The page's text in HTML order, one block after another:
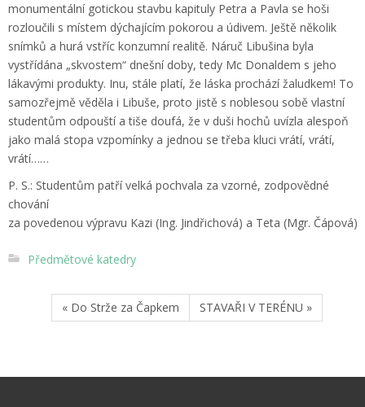
monumentální gotickou stavbu kapituly Petra a Pavla se hoši
rozloučili s místem dýchajícím pokorou a údivem. Ještě několik
snímků a hurá vstříc konzumní realitě. Náruč Libušina byla
vystřídána „skvostem“ dnešní doby, tedy Mc Donaldem s jeho
lákavými produkty. Inu, stále platí, že láska prochází žaludkem! To
samozřejmě věděla i Libuše, proto jistě s noblesou sobě vlastní
studentům odpouští a tiše doufá, že v duši hochů uvízla alespoň
jako malá stopa vzpomínky a jednou se třeba kluci vrátí, vrátí,
vrátí……
P. S.: Studentům patří velká pochvala za vzorné, zodpovědné
chování
za povedenou výpravu Kazi (Ing. Jindřichová) a Teta (Mgr. Čápová)
Předmětové katedry
« Do Strže za Čapkem STAVAŘI V TERÉNU »